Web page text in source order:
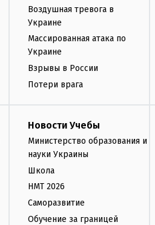
Воздушная тревога в
Украине
Массированная атака по
Украине
Взрывы в России
Потери врага
Новости Учебы
Министерство образования и
науки Украины
Школа
НМТ 2026
Саморазвитие
Обучение за границей